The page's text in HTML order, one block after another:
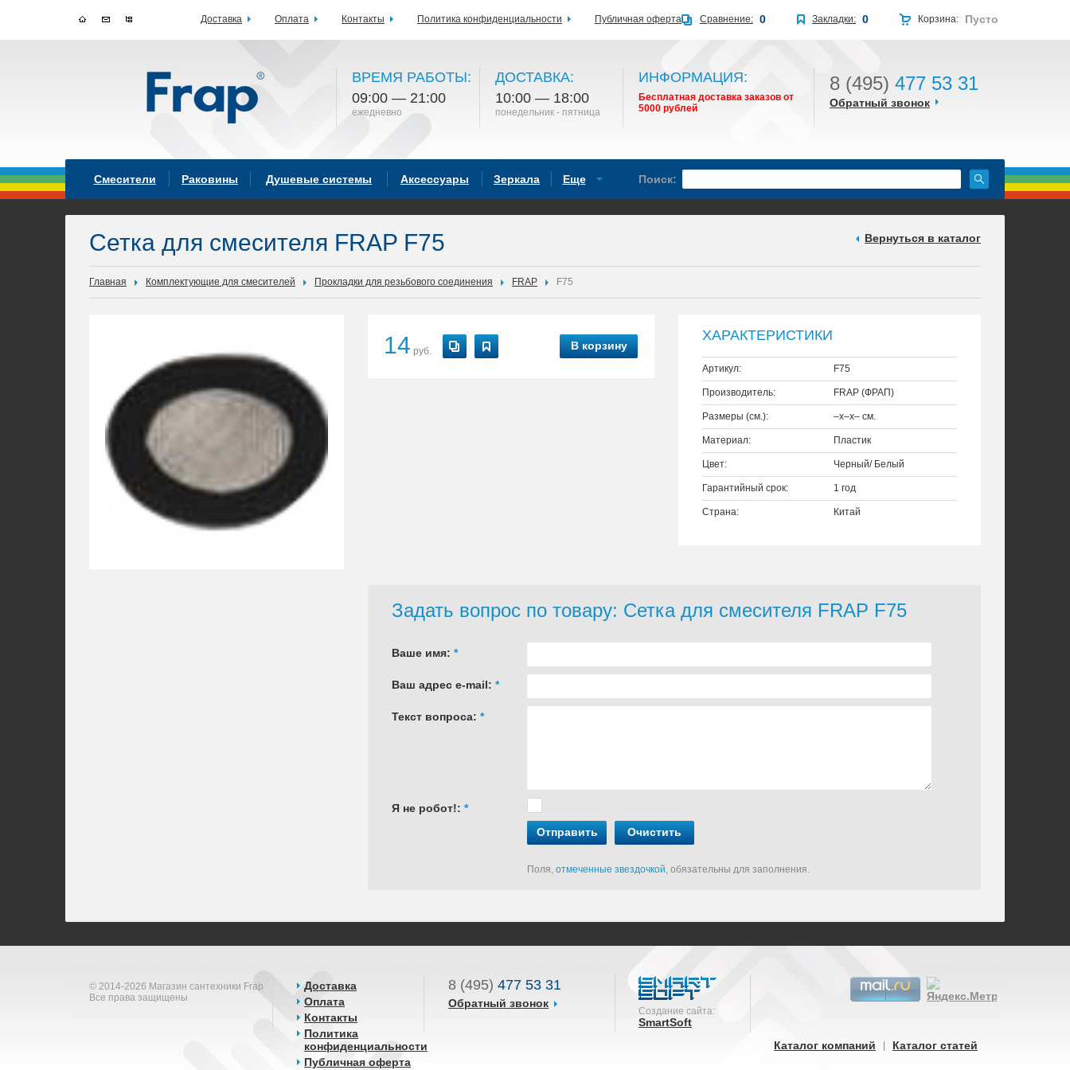
ВРЕМЯ РАБОТЫ:
09:00 — 21:00
ежедневно
ДОСТАВКА:
10:00 — 18:00
понедельник - пятница
ИНФОРМАЦИЯ:
Бесплатная доставка заказов от
5000 рублей
8 (495) 477 53 31
Обратный звонок
Смесители Раковины Душевые системы Аксессуары Зеркала Еще Поиск:
Сетка для смесителя FRAP F75 Вернуться в каталог
Главная Комплектующие для смесителей Прокладки для резьбового соединения FRAP F75
14 руб. В корзину
ХАРАКТЕРИСТИКИ
Артикул: F75
Производитель: FRAP (ФРАП)
Размеры (см.): –x–x– см.
Материал: Пластик
Цвет: Черный/ Белый
Гарантийный срок: 1 год
Страна: Китай
Задать вопрос по товару: Сетка для смесителя FRAP F75
Ваше имя: *
Ваш адрес e-mail: *
Текст вопроса: *
Я не робот!: *
Отправить
Очистить
Поля, отмеченные звездочкой, обязательны для заполнения.
© 2014-2026 Магазин сантехники Frap
Все права защищены
Доставка
Оплата
Контакты
Политика
конфиденциальности
Публичная оферта
8 (495) 477 53 31
Обратный звонок
Создание сайта:
SmartSoft
Каталог компаний
Каталог статей
Доставка Оплата Контакты Политика конфиденциальности Публичная оферта Корзина: Пусто
Закладки: 0
Сравнение: 0